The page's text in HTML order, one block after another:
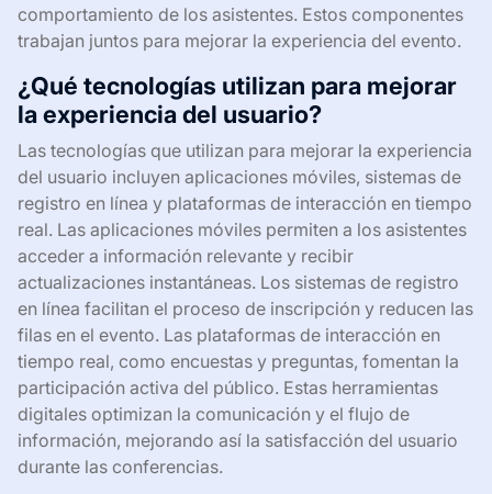
comportamiento de los asistentes. Estos componentes
trabajan juntos para mejorar la experiencia del evento.
¿Qué tecnologías utilizan para mejorar
la experiencia del usuario?
Las tecnologías que utilizan para mejorar la experiencia
del usuario incluyen aplicaciones móviles, sistemas de
registro en línea y plataformas de interacción en tiempo
real. Las aplicaciones móviles permiten a los asistentes
acceder a información relevante y recibir
actualizaciones instantáneas. Los sistemas de registro
en línea facilitan el proceso de inscripción y reducen las
filas en el evento. Las plataformas de interacción en
tiempo real, como encuestas y preguntas, fomentan la
participación activa del público. Estas herramientas
digitales optimizan la comunicación y el flujo de
información, mejorando así la satisfacción del usuario
durante las conferencias.